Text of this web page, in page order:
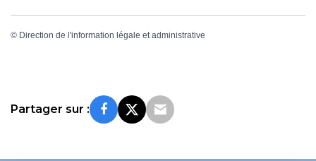
© Direction de l'information légale et administrative
Partager sur :